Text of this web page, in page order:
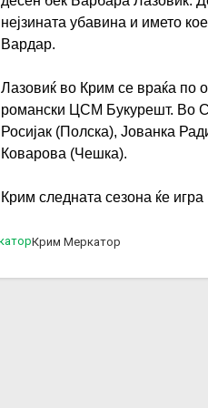
нејзината убавина и името
Вардар.
Лазовиќ во Крим се враќа по
романски ЦСМ Букурешт. Во
Росијак (Полска), Јованка
Коварова (Чешка).
Крим следната сезона ќе
Крим Меркатор